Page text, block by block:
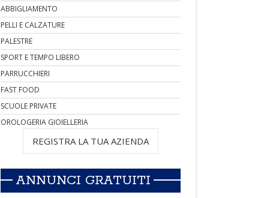
ABBIGLIAMENTO
PELLI E CALZATURE
PALESTRE
SPORT E TEMPO LIBERO
PARRUCCHIERI
FAST FOOD
SCUOLE PRIVATE
OROLOGERIA GIOIELLERIA
REGISTRA LA TUA AZIENDA
ANNUNCI GRATUITI